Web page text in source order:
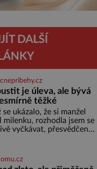
DALŠÍ
je úleva, ale bývá
těžké
se ukázalo, že si manžel
milenku, rozhodla jsem se
vyčkávat, přesvědčena,
věcí na světě. Ale
kdo s tím má nějaké